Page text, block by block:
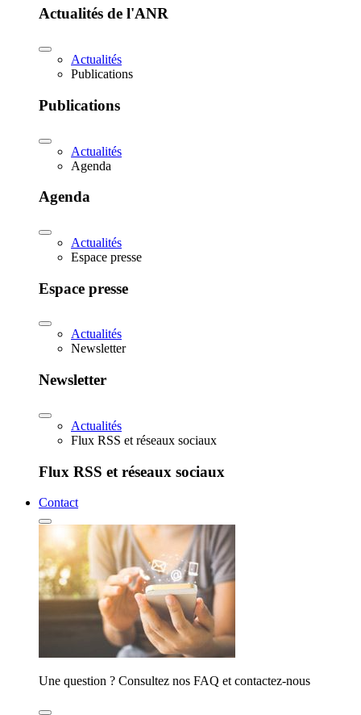
Actualités de l'ANR
Actualités
Publications
Publications
Actualités
Agenda
Agenda
Actualités
Espace presse
Espace presse
Actualités
Newsletter
Newsletter
Actualités
Flux RSS et réseaux sociaux
Flux RSS et réseaux sociaux
Contact
Une question ? Consultez nos FAQ et contactez-nous